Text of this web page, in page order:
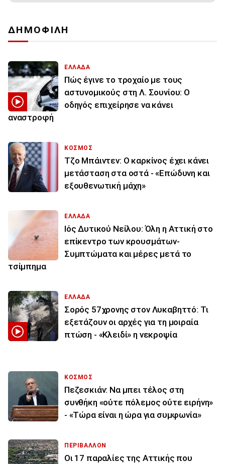
ΔΗΜΟΦΙΛΗ
ΕΛΛΑΔΑ
Πώς έγινε το τροχαίο με τους
αστυνομικούς στη Λ. Σουνίου: Ο
οδηγός επιχείρησε να κάνει
αναστροφή
ΚΟΣΜΟΣ
Τζο Μπάιντεν: Ο καρκίνος έχει κάνει
μετάσταση στα οστά - «Επώδυνη και
εξουθενωτική μάχη»
ΕΛΛΑΔΑ
Ιός Δυτικού Νείλου: Όλη η Αττική στο
επίκεντρο των κρουσμάτων-
Συμπτώματα και μέρες μετά το
τσίμπημα
ΕΛΛΑΔΑ
Σορός 57χρονης στον Λυκαβηττό: Τι
εξετάζουν οι αρχές για τη μοιραία
πτώση - «Κλειδί» η νεκροψία
ΚΟΣΜΟΣ
Πεζεσκιάν: Να μπει τέλος στη
συνθήκη «ούτε πόλεμος ούτε ειρήνη»
- «Τώρα είναι η ώρα για συμφωνία»
ΠΕΡΙΒΑΛΛΟΝ
Οι 17 παραλίες της Αττικής που